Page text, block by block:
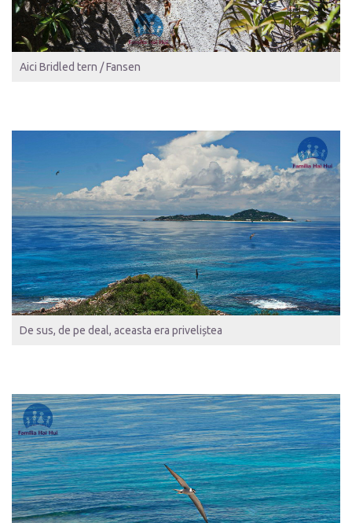
Aici Bridled tern / Fansen
De sus, de pe deal, aceasta era priveliștea